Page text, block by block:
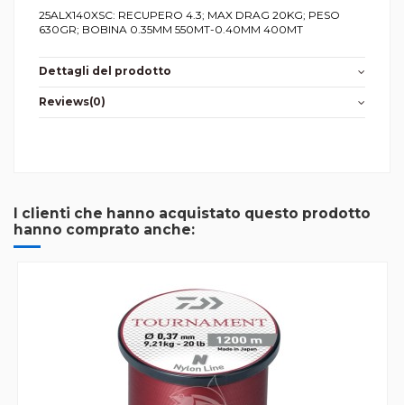
25ALX140XSC: RECUPERO 4.3; MAX DRAG 20KG; PESO
630GR; BOBINA 0.35MM 550MT-0.40MM 400MT
Dettagli del prodotto
Reviews(0)
I clienti che hanno acquistato questo prodotto
hanno comprato anche: